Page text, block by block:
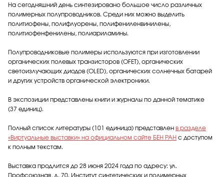
На сегодняшний день синтезировано большое число различных
полимерных полупроводников. Среди них можно выделить
политиофены, полифлуорены, полифениленвинилены,
политиофенфенилены, полиариламины.
Полупроводниковые полимеры используются при изготовлении
органических полевых транзисторов (OFET), органических
светоизлучающих диодов (OLED), органических солнечных батарей
и других устройств органической электроники.
В экспозиции представлены книги и журналы по данной тематике
(37 единиц).
Полный список литературы (101 единица) представлен в разделе
«Виртуальные выставки» на официальном сайте БЕН РАН с доступом
к полным текстам.
Выставка продлится до 28 июня 2024 года по адресу: ул.
Профсоюзная, д. 70. Институт синтетических и полимерных